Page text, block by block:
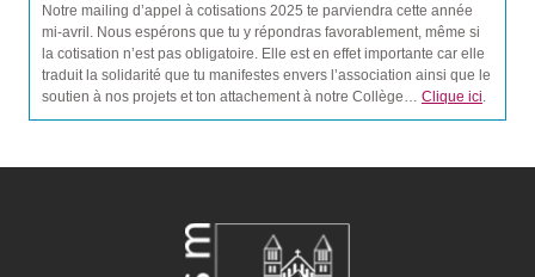
Notre mailing d’appel à cotisations 2025 te parviendra cette année
mi-avril. Nous espérons que tu y répondras favorablement, même si
la cotisation n’est pas obligatoire. Elle est en effet importante car elle
traduit la solidarité que tu manifestes envers l’association ainsi que le
soutien à nos projets et ton attachement à notre Collège… Clique ici.